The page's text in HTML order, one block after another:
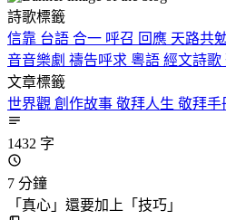
詩歌標籤
信靠 台語 合一 呼召 回應 天路共
音音樂劇 禱告呼求 粵語 經文詩歌
文章標籤
世界觀 創作故事 敬拜人生 敬拜手
1432 字
7 分鐘
「真心」還要加上「技巧」